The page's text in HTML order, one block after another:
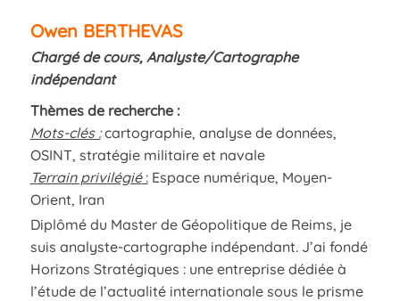
Owen BERTHEVAS
Chargé de cours, Analyste/Cartographe
indépendant
Thèmes de recherche :
Mots-clés : cartographie, analyse de données,
OSINT, stratégie militaire et navale
Terrain privilégié:Espace numérique, Moyen-
Orient, Iran
Diplômé du Master de Géopolitique de Reims, je
suis analyste-cartographe indépendant. J’ai fondé
Horizons Stratégiques : une entreprise dédiée à
l’étude de l’actualité internationale sous le prisme